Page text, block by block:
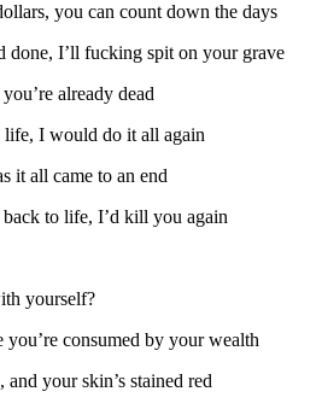
you can count down the days
done, I’ll fucking spit on your grave
already dead
I would do it all again
it all came to an end
to life, I’d kill you again
yourself?
consumed by your wealth
your skin’s stained red